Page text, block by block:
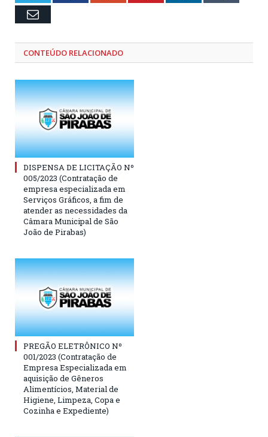
Email
CONTEÚDO RELACIONADO
DISPENSA DE LICITAÇÃO Nº
005/2023 (Contratação de
empresa especializada em
Serviços Gráficos, a fim de
atender as necessidades da
Câmara Municipal de São
João de Pirabas)
PREGÃO ELETRÔNICO Nº
001/2023 (Contratação de
Empresa Especializada em
aquisição de Gêneros
Alimentícios, Material de
Higiene, Limpeza, Copa e
Cozinha e Expediente)